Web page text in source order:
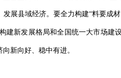
展县域经济。要全力构建“料要成
新发展格局和全国统一大市场建
新向好、稳中有进。